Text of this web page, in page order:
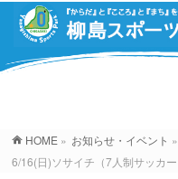
HOME » お知らせ・イベント »
6/16(日)ソサイチ（7人制サッカ